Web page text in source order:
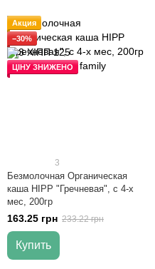
Акция
−30%
ЦІНУ ЗНИЖЕНО
3
Безмолочная Органическая
каша HIPP "Гречневая", с 4-х
мес, 200гр
163.25 грн 233.22 грн
Купить